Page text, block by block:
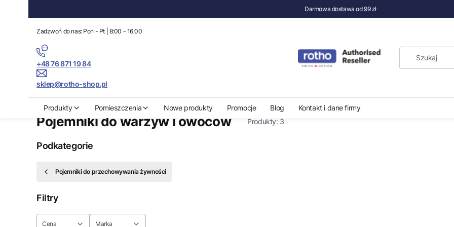
Darmowa dostawa od 99 zł
Zadzwoń do nas: Pon - Pt | 8:00 - 16:00
+48 76 871 19 84
sklep@rotho-shop.pl
Produkty Pomieszczenia Nowe produkty Promocje Blog Kontakt i dane firmy
Pojemniki do warzyw i owoców Produkty: 3
Podkategorie
Pojemniki do przechowywania żywności
Filtry
Cena Marka